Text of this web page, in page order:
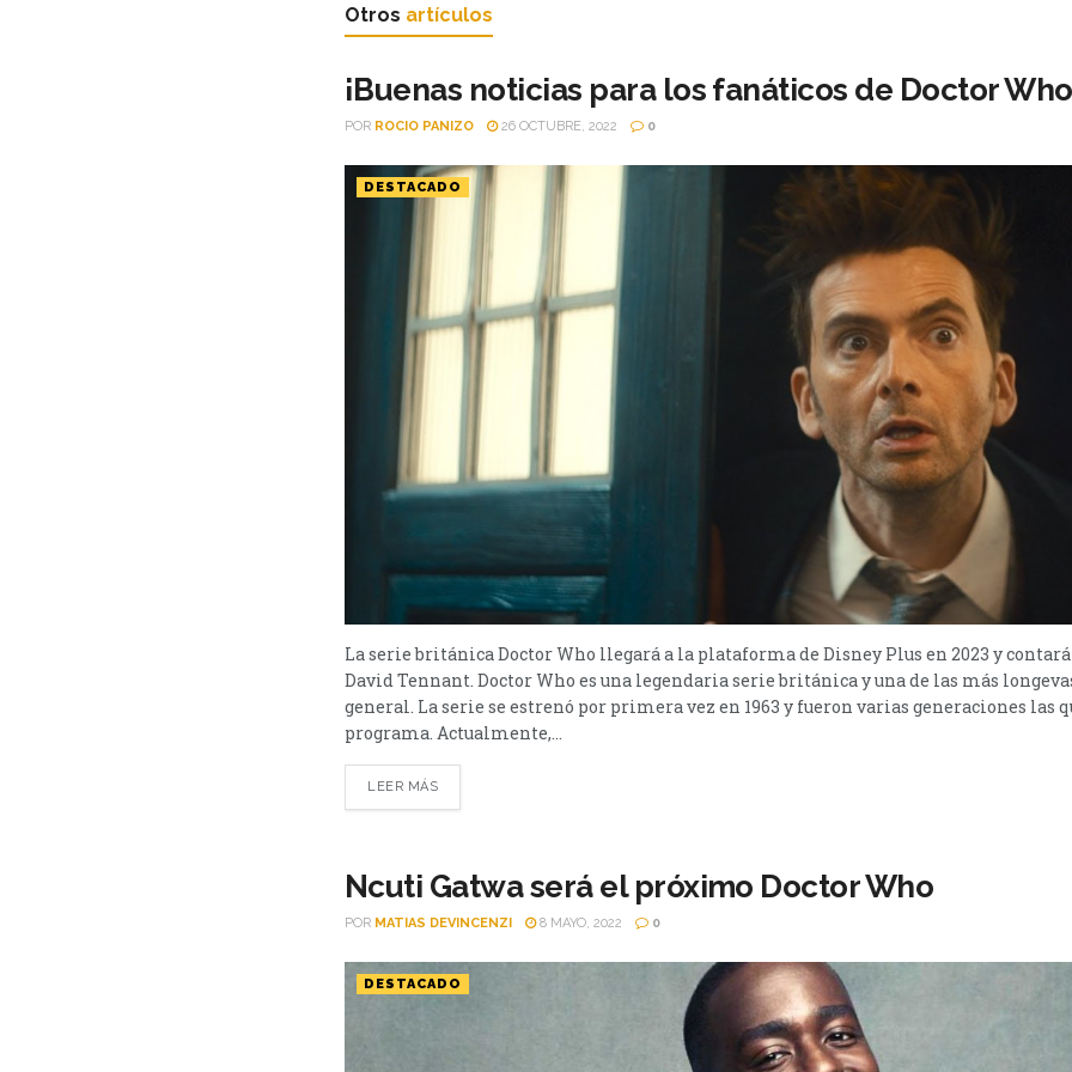
Otros artículos
¡Buenas noticias para los fanáticos de Doctor
POR ROCIO PANIZO 26 OCTUBRE, 2022 0
DESTACADO
La serie británica Doctor Who llegará a la plataforma de Disney Plus en 2023 y
David Tennant. Doctor Who es una legendaria serie británica y una de las más
general. La serie se estrenó por primera vez en 1963 y fueron varias generaciones las
programa. Actualmente,...
LEER MÁS
Ncuti Gatwa será el próximo Doctor Who
POR MATIAS DEVINCENZI 8 MAYO, 2022 0
DESTACADO